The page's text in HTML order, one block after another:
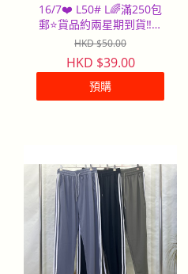
16/7❤️ L50# L🌈滿250包
郵⭐️貨品約兩星期到貨‼️早
到早派
HKD $50.00
HKD $39.00
預購